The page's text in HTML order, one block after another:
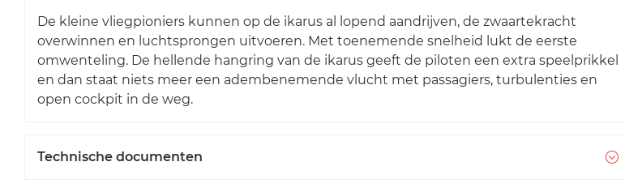
De kleine vliegpioniers kunnen op de ikarus al lopend aandrijven, de zwaartekracht
overwinnen en luchtsprongen uitvoeren. Met toenemende snelheid lukt de eerste
omwenteling. De hellende hangring van de ikarus geeft de piloten een extra speelprikkel
en dan staat niets meer een adembenemende vlucht met passagiers, turbulenties en
open cockpit in de weg.
Technische documenten